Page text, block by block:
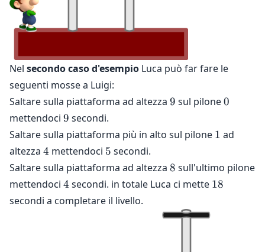
Nel secondo caso d'esempio Luca può far fare le
seguenti mosse a Luigi:
Saltare sulla piattaforma ad altezza 9
9 sul pilone0
0
mettendoci 9
9 secondi.
Saltare sulla piattaforma più in alto sul pilone 1
1 ad
altezza 4
4 mettendoci 5
5 secondi.
Saltare sulla piattaforma ad altezza 8
8 sull'ultimo pilone
mettendoci 4
4 secondi. in totale Luca ci mette 18
18
secondi a completare il livello.